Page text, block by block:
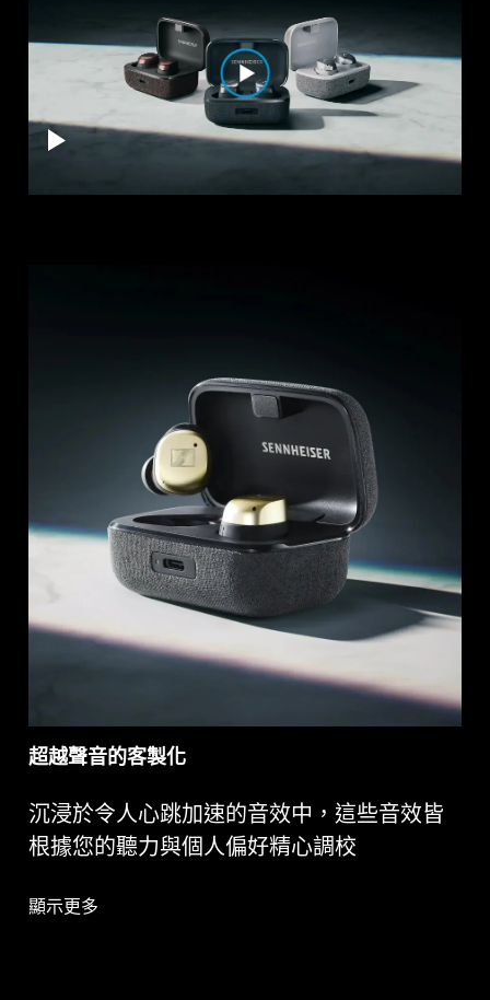
超越聲音的客製化
沉浸於令人心跳加速的音效中，這些音效皆
根據您的聽力與個人偏好精心調校
顯示更多